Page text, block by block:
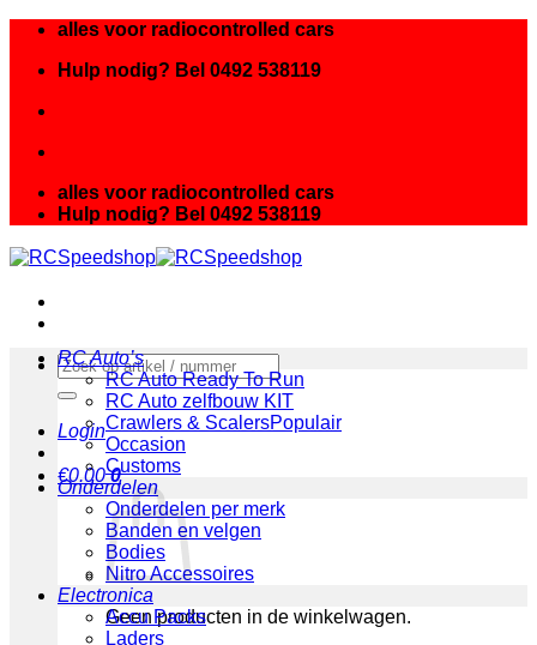
inhoud
alles voor radiocontrolled cars
Hulp nodig? Bel 0492 538119
alles voor radiocontrolled cars
Hulp nodig? Bel 0492 538119
Zoeken
naar:
Login
€0.00 0
Geen producten in de winkelwagen.
RC Auto’s
RC Auto Ready To Run
RC Auto zelfbouw KIT
Crawlers & Scalers
Occasion
Customs
Onderdelen
Onderdelen per merk
Banden en velgen
Bodies
Nitro Accessoires
Electronica
Accu Packs
Laders